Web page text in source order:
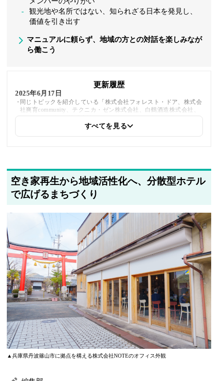
観光地や名所ではない、知られざる日本を発見し、
価値を引き出す
マニュアルに頼らず、地域の方との対話を楽しみなが
ら働こう
更新履歴
2025年6月17日
同じトピックを紹介している「株式会社フォレスト・ドア、株式会
社爽育community、テクニカ・ゼン株式会社、白鶴酒造株式会社、
アスカカンパニー株式会社、カスケード（ジャパン）リミテッド」
への内部リンクを追加しましたすべてを見る
空き家再生から地域活性化へ、分散型ホテル
で広げるまちづくり
▲兵庫県丹波篠山市に拠点を構える株式会社NOTEのオフィス外観